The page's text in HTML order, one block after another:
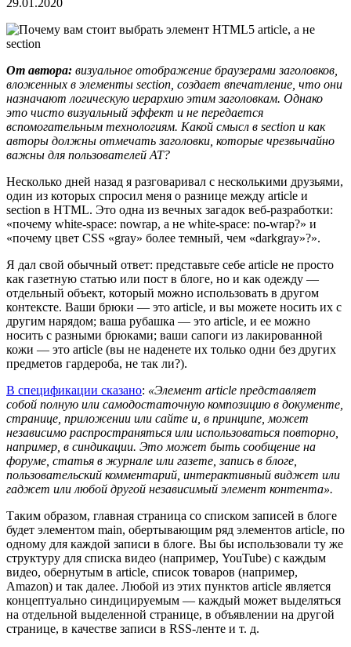
От автора: визуальное отображение браузерами заголовков,
вложенных в элементы section, создает впечатление, что они
назначают логическую иерархию этим заголовкам. Однако
это чисто визуальный эффект и не передается
вспомогательным технологиям. Какой смысл в section и как
авторы должны отмечать заголовки, которые чрезвычайно
важны для пользователей AT?
Несколько дней назад я разговаривал с несколькими друзьями,
один из которых спросил меня о разнице между article и
section в HTML. Это одна из вечных загадок веб-разработки:
«почему white-space: nowrap, а не white-space: no-wrap?» и
«почему цвет CSS «gray» более темный, чем «darkgray»?».
Я дал свой обычный ответ: представьте себе article не просто
как газетную статью или пост в блоге, но и как одежду —
отдельный объект, который можно использовать в другом
контексте. Ваши брюки — это article, и вы можете носить их с
другим нарядом; ваша рубашка — это article, и ее можно
носить с разными брюками; ваши сапоги из лакированной
кожи — это article (вы не наденете их только одни без других
предметов гардероба, не так ли?).
В спецификации сказано: «Элемент article представляет
собой полную или самодостаточную композицию в документе,
странице, приложении или сайте и, в принципе, может
независимо распространяться или использоваться повторно,
например, в синдикации. Это может быть сообщение на
форуме, статья в журнале или газете, запись в блоге,
пользовательский комментарий, интерактивный виджет или
гаджет или любой другой независимый элемент контента».
Таким образом, главная страница со списком записей в блоге
будет элементом main, обертывающим ряд элементов article, по
одному для каждой записи в блоге. Вы бы использовали ту же
структуру для списка видео (например, YouTube) с каждым
видео, обернутым в article, список товаров (например,
Amazon) и так далее. Любой из этих пунктов article является
концептуально синдицируемым — каждый может выделяться
на отдельной выделенной странице, в объявлении на другой
странице, в качестве записи в RSS-ленте и т. д.